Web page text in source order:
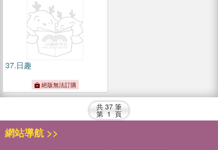
37.日趣
絕版無法訂購
共 37 筆
第 1 頁
網站導航 >>